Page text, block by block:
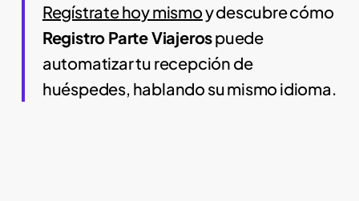
Regístrate hoy mismoy descubre cómo
Registro Parte Viajerospuede
automatizar tu recepción de
huéspedes, hablando su mismo idioma.